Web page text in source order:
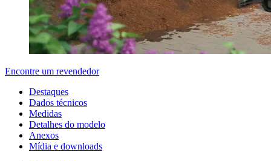
Encontre um revendedor
Destaques
Dados técnicos
Medidas
Detalhes do modelo
Anexos
Mídia e downloads